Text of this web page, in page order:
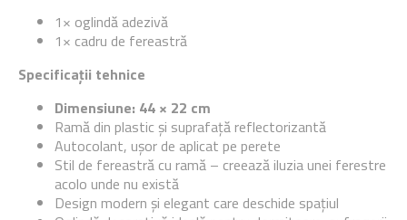
1× oglindă adezivă
1× cadru de fereastră
Specificații tehnice
Dimensiune: 44 × 22 cm
Ramă din plastic și suprafață reflectorizantă
Autocolant, ușor de aplicat pe perete
Stil de fereastră cu ramă – creează iluzia unei ferestre
acolo unde nu există
Design modern și elegant care deschide spațiul